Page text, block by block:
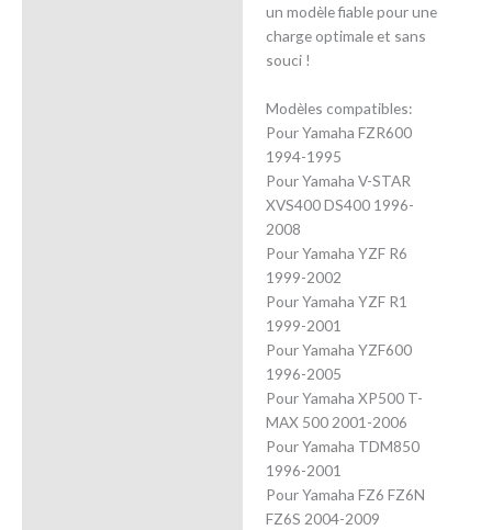
un modèle fiable pour une
charge optimale et sans
souci !
Modèles compatibles:
Pour Yamaha FZR600
1994-1995
Pour Yamaha V-STAR
XVS400 DS400 1996-
2008
Pour Yamaha YZF R6
1999-2002
Pour Yamaha YZF R1
1999-2001
Pour Yamaha YZF600
1996-2005
Pour Yamaha XP500 T-
MAX 500 2001-2006
Pour Yamaha TDM850
1996-2001
Pour Yamaha FZ6 FZ6N
FZ6S 2004-2009